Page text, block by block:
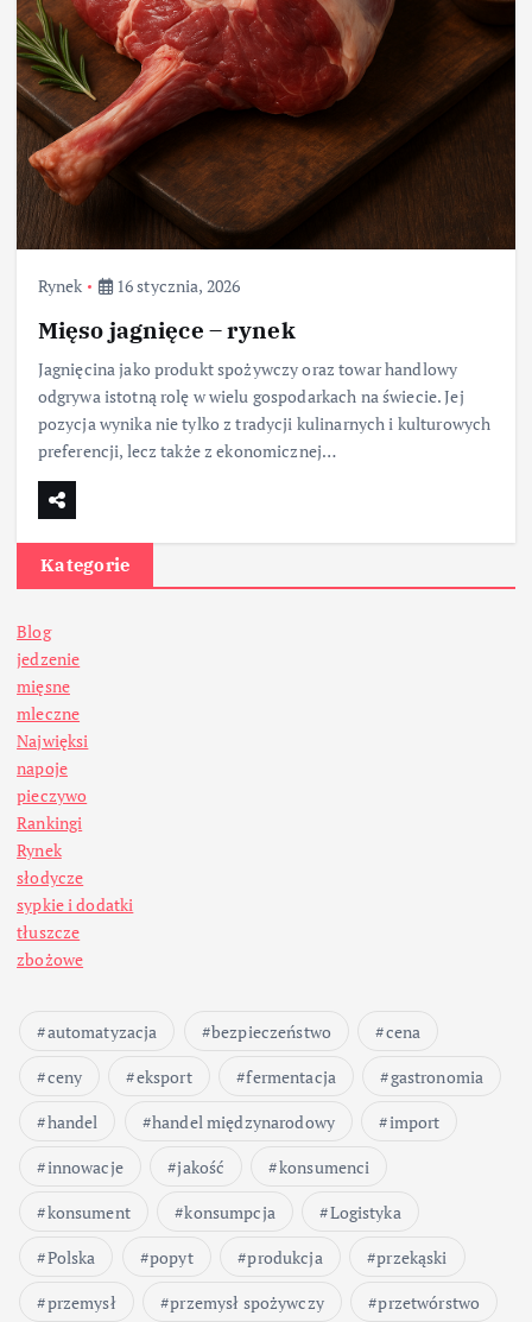
Rynek 16 stycznia, 2026
Mięso jagnięce – rynek
Jagnięcina jako produkt spożywczy oraz towar handlowy
odgrywa istotną rolę w wielu gospodarkach na świecie. Jej
pozycja wynika nie tylko z tradycji kulinarnych i kulturowych
preferencji, lecz także z ekonomicznej…
Kategorie
Blog
jedzenie
mięsne
mleczne
Najwięksi
napoje
pieczywo
Rankingi
Rynek
słodycze
sypkie i dodatki
tłuszcze
zbożowe
automatyzacja bezpieczeństwo
cena
ceny
eksport fermentacja
gastronomia
handel
handel międzynarodowy
import
innowacje
jakość
konsumenci
konsument
konsumpcja
Logistyka
Polska
popyt produkcja
przekąski
przemysł
przemysł spożywczy
przetwórstwo